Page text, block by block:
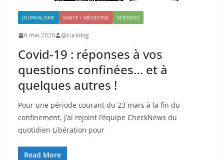
JOURNALISME SANTÉ / MÉDECINE SCIENCES
6 mai 2020 @curiolog
Covid-19 : réponses à vos
questions confinées… et à
quelques autres !
Pour une période courant du 23 mars à la fin du
confinement, j’ai rejoint l’équipe CheckNews du
quotidien Libération pour
Read More